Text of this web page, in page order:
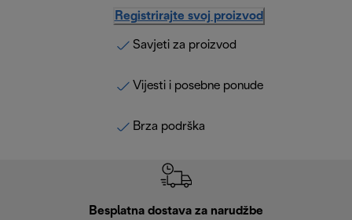
Registrirajte svoj proizvod
Savjeti za proizvod
Vijesti i posebne ponude
Brza podrška
Besplatna dostava za narudžbe